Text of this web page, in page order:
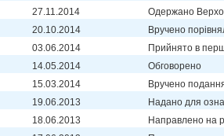
27.11.2014
Одержано
20.10.2014
Вручено
03.06.2014
Прийнято в
14.05.2014
Обговорено
15.03.2014
Вручено
19.06.2013
Надано для
18.06.2013
Направлено на